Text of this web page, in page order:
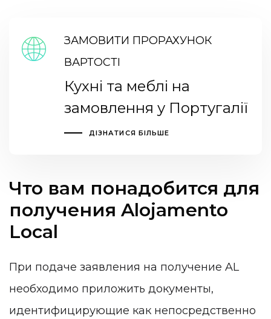
ЗАМОВИТИ ПРОРАХУНОК
ВАРТОСТІ
Кухні та меблі на
замовлення у Португалії
ДІЗНАТИСЯ БІЛЬШЕ
Что вам понадобится для
получения Alojamento
Local
При подаче заявления на получение AL
необходимо приложить документы,
идентифицирующие как непосредственно